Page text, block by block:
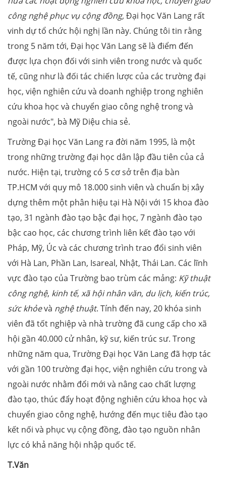
công nghệ phục vụ cộng đồng,Đại học Văn Lang rất
vinh dự tổ chức hội nghị lần này. Chúng tôi tin rằng
trong 5 năm tới, Đại học Văn Lang sẽ là điểm đến
được lựa chọn đối với sinh viên trong nước và quốc
tế, cũng như là đối tác chiến lược của các trường đại
học, viện nghiên cứu và doanh nghiệp trong nghiên
cứu khoa học và chuyển giao công nghệ trong và
ngoài nước", bà Mỹ Diệu chia sẻ.
Trường Đại học Văn Lang ra đời năm 1995, là một
trong những trường đại học dân lập đầu tiên của cả
nước. Hiện tại, trường có 5 cơ sở trên địa bàn
TP.HCM với quy mô 18.000 sinh viên và chuẩn bị xây
dựng thêm một phân hiệu tại Hà Nội với 15 khoa đào
tạo, 31 ngành đào tạo bậc đại học, 7 ngành đào tạo
bậc cao học, các chương trình liên kết đào tạo với
Pháp, Mỹ, Úc và các chương trình trao đổi sinh viên
với Hà Lan, Phần Lan, Isareal, Nhật, Thái Lan. Các lĩnh
vực đào tạo của Trường bao trùm các mảng: Kỹ thuật
công nghệ, kinh tế, xã hội nhân văn, du lịch, kiến trúc,
sức khỏevà nghệ thuật. Tính đến nay, 20 khóa sinh
viên đã tốt nghiệp và nhà trường đã cung cấp cho xã
hội gần 40.000 cử nhân, kỹ sư, kiến trúc sư. Trong
những năm qua, Trường Đại học Văn Lang đã hợp tác
với gần 100 trường đại học, viện nghiên cứu trong và
ngoài nước nhằm đổi mới và nâng cao chất lượng
đào tạo, thúc đẩy hoạt động nghiên cứu khoa học và
chuyển giao công nghệ, hướng đến mục tiêu đào tạo
kết nối và phục vụ cộng đồng, đào tạo nguồn nhân
lực có khả năng hội nhập quốc tế.
T.Văn